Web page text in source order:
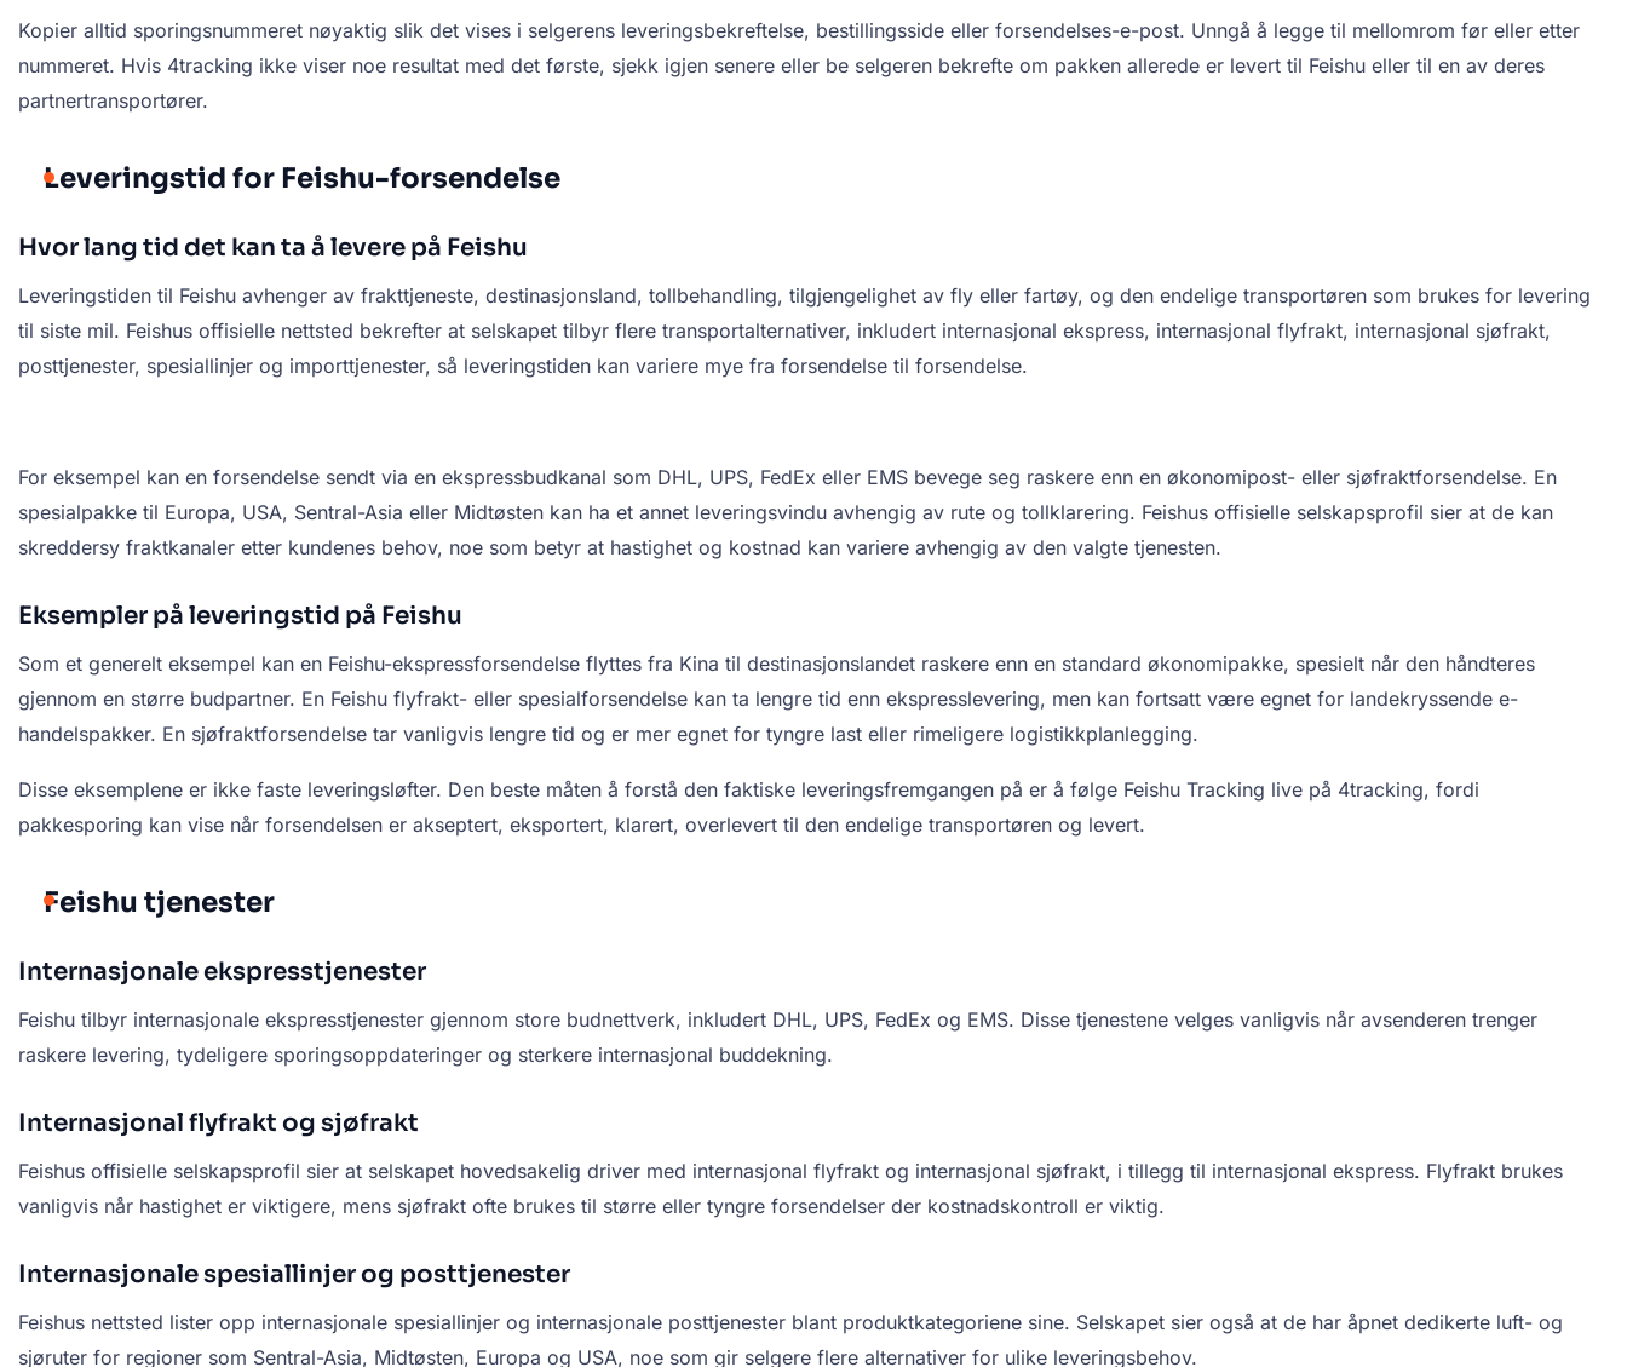
Kopier alltid sporingsnummeret nøyaktig slik det vises i selgerens leveringsbekreftelse, bestillingsside eller forsendelses-e-post. Unngå å legge til mellomrom før eller etter
nummeret. Hvis 4tracking ikke viser noe resultat med det første, sjekk igjen senere eller be selgeren bekrefte om pakken allerede er levert til Feishu eller til en av deres
partnertransportører.
Leveringstid for Feishu-forsendelse
Hvor lang tid det kan ta å levere på Feishu
Leveringstiden til Feishu avhenger av frakttjeneste, destinasjonsland, tollbehandling, tilgjengelighet av fly eller fartøy, og den endelige transportøren som brukes for levering
til siste mil. Feishus offisielle nettsted bekrefter at selskapet tilbyr flere transportalternativer, inkludert internasjonal ekspress, internasjonal flyfrakt, internasjonal sjøfrakt,
posttjenester, spesiallinjer og importtjenester, så leveringstiden kan variere mye fra forsendelse til forsendelse.
For eksempel kan en forsendelse sendt via en ekspressbudkanal som DHL, UPS, FedEx eller EMS bevege seg raskere enn en økonomipost- eller sjøfraktforsendelse. En
spesialpakke til Europa, USA, Sentral-Asia eller Midtøsten kan ha et annet leveringsvindu avhengig av rute og tollklarering. Feishus offisielle selskapsprofil sier at de kan
skreddersy fraktkanaler etter kundenes behov, noe som betyr at hastighet og kostnad kan variere avhengig av den valgte tjenesten.
Eksempler på leveringstid på Feishu
Som et generelt eksempel kan en Feishu-ekspressforsendelse flyttes fra Kina til destinasjonslandet raskere enn en standard økonomipakke, spesielt når den håndteres
gjennom en større budpartner. En Feishu flyfrakt- eller spesialforsendelse kan ta lengre tid enn ekspresslevering, men kan fortsatt være egnet for landekryssende e-
handelspakker. En sjøfraktforsendelse tar vanligvis lengre tid og er mer egnet for tyngre last eller rimeligere logistikkplanlegging.
Disse eksemplene er ikke faste leveringsløfter. Den beste måten å forstå den faktiske leveringsfremgangen på er å følge Feishu Tracking live på 4tracking, fordi
pakkesporing kan vise når forsendelsen er akseptert, eksportert, klarert, overlevert til den endelige transportøren og levert.
Feishu tjenester
Internasjonale ekspresstjenester
Feishu tilbyr internasjonale ekspresstjenester gjennom store budnettverk, inkludert DHL, UPS, FedEx og EMS. Disse tjenestene velges vanligvis når avsenderen trenger
raskere levering, tydeligere sporingsoppdateringer og sterkere internasjonal buddekning.
Internasjonal flyfrakt og sjøfrakt
Feishus offisielle selskapsprofil sier at selskapet hovedsakelig driver med internasjonal flyfrakt og internasjonal sjøfrakt, i tillegg til internasjonal ekspress. Flyfrakt brukes
vanligvis når hastighet er viktigere, mens sjøfrakt ofte brukes til større eller tyngre forsendelser der kostnadskontroll er viktig.
Internasjonale spesiallinjer og posttjenester
Feishus nettsted lister opp internasjonale spesiallinjer og internasjonale posttjenester blant produktkategoriene sine. Selskapet sier også at de har åpnet dedikerte luft- og
sjøruter for regioner som Sentral-Asia, Midtøsten, Europa og USA, noe som gir selgere flere alternativer for ulike leveringsbehov.